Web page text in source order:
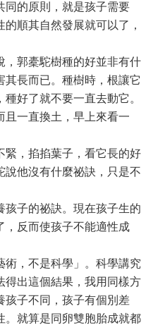
同的原則，就是孩子需要
順其自然發展就可以了，
，郭橐駝樹種的好並非有什
其長而已。種樹時，根讓它
好了就不要一直去動它。
且一直換土，早上來看一
緊，掐掐葉子，看它長的好
說他沒有什麼祕訣，只是不
孩子的祕訣。現在孩子生的
，反而使孩子不能適性成
術，不是科學」。科學講究
得出這個結果，我用同樣方
孩子不同，孩子有個別差
。就算是同卵雙胞胎成就都